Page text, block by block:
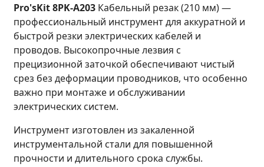
Pro'sKit 8PK-A203 Кабельный резак (210 мм) —
профессиональный инструмент для аккуратной и
быстрой резки электрических кабелей и
проводов. Высокопрочные лезвия с
прецизионной заточкой обеспечивают чистый
срез без деформации проводников, что особенно
важно при монтаже и обслуживании
электрических систем.
Инструмент изготовлен из закаленной
инструментальной стали для повышенной
прочности и длительного срока службы.